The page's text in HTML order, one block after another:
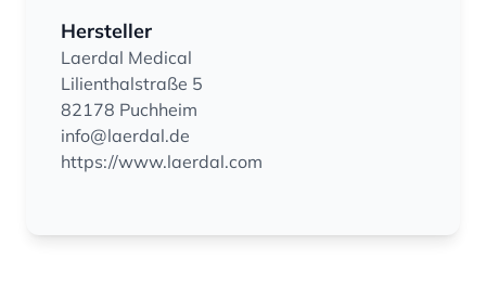
Hersteller
Laerdal Medical
Lilienthalstraße 5
82178 Puchheim
info@laerdal.de
https://www.laerdal.com